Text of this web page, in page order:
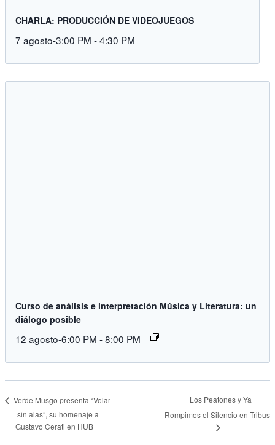
CHARLA: PRODUCCIÓN DE VIDEOJUEGOS
7 agosto-3:00 PM -4:30 PM
Curso de análisis e interpretación Música y Literatura: un
diálogo posible
12 agosto-6:00 PM -8:00 PM
Verde Musgo presenta “Volar
sin alas”, su homenaje a
Gustavo Cerati en HUB
Los Peatones y Ya
Rompimos el Silencio en Tribus